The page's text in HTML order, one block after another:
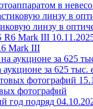
в
линзу в
Mark III
за 625 тыс.
фотографий